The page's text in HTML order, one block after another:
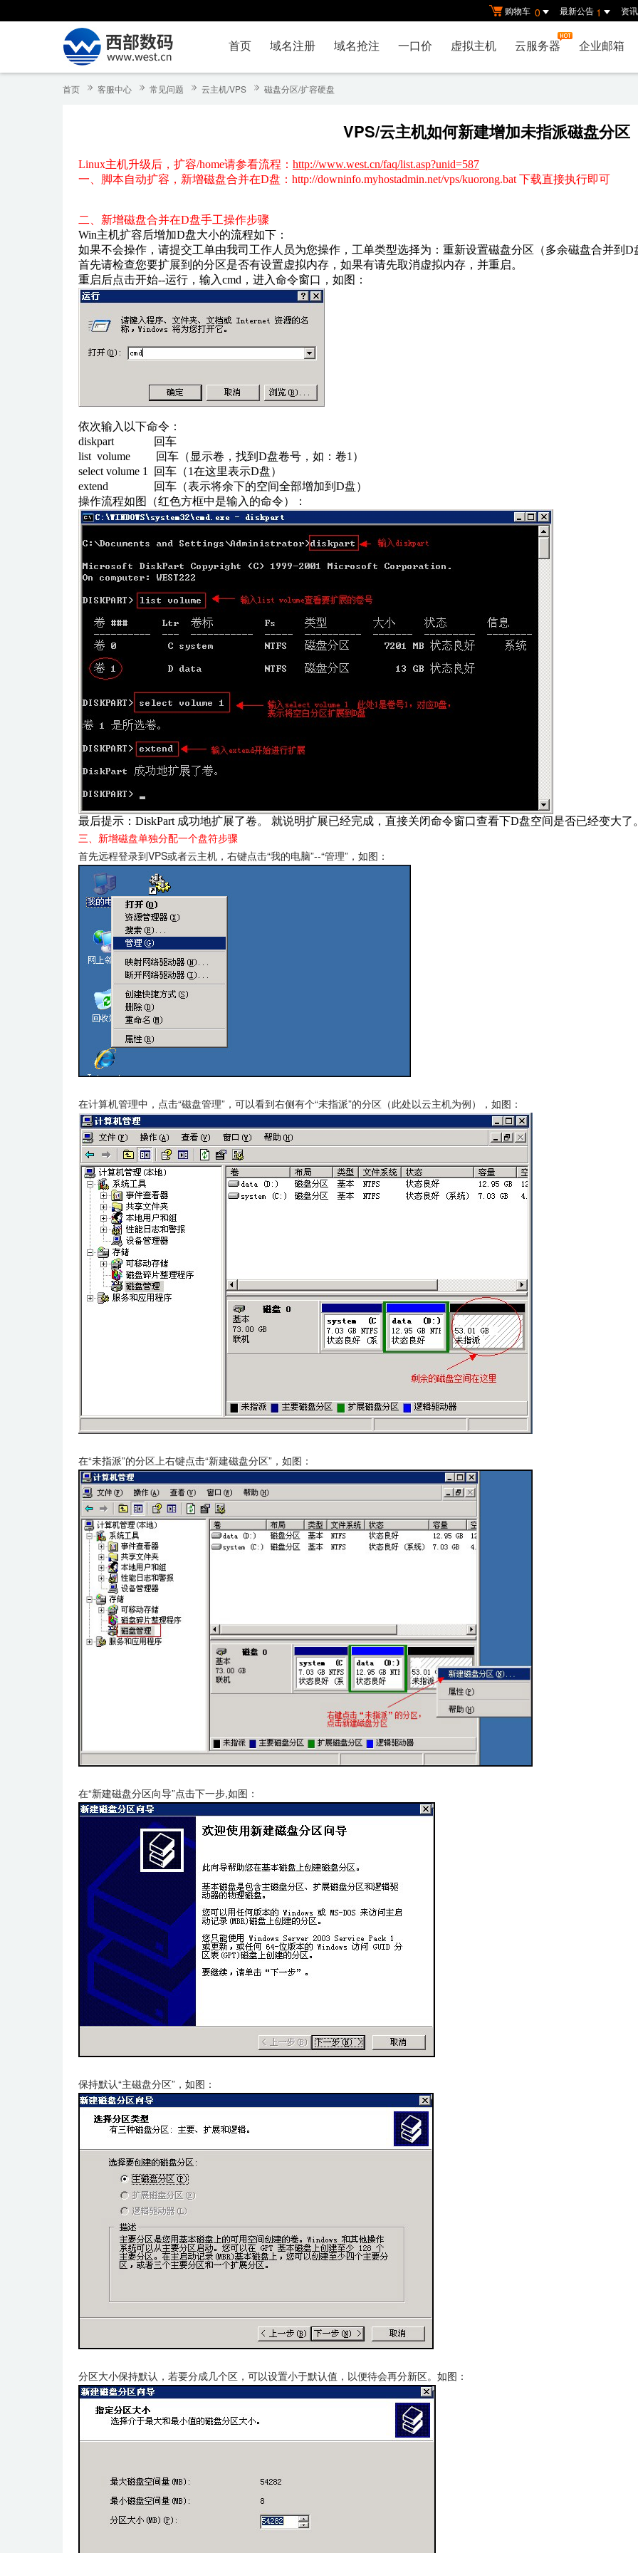
购物车 0 最新公告 1 资
首页 域名注册 域名抢注 一口价 虚拟主机 云服务器 企业邮箱
首页 客服中心 常见问题 云主机/VPS 磁盘分区/扩容硬盘
VPS/云主机如何新建增加未指派磁盘分区
Linux主机升级后，扩容/home请参看流程： http://www.west.cn/faq/list.asp?unid=587
一、脚本自动扩容， 新增磁盘合并在D盘 ：http://downinfo.myhostadmin.net/vps/kuorong.bat 下载直接执行即可
二、 新增磁盘合并在D盘手工操作步骤
Win主机扩容后增加D盘大小的流程如下：
如果不会操作，请提交工单由我司工作人员为您操作，工单类型选择为：重新设置磁盘分区（多余磁盘合并
首先请检查您要扩展到的分区是否有设置虚拟内存，如果有请先取消虚拟内存，并重启。
重启后点击开始--运行，输入cmd，进入命令窗口，如图：
依次输入以下命令：
diskpart 回车
list volume 回车（显示卷，找到D盘卷号，如：卷1）
select volume 1 回车（1在这里表示D盘）
extend 回车（表示将余下的空间全部增加到D盘）
操作流程如图（红色方框中是输入的命令）：
最后提示：DiskPart 成功地扩展了卷。 就说明扩展已经完成，直接关闭命令窗口查看下D盘空间是否已经变大了
三、新增磁盘单独分配一个盘符步骤
首先远程登录到VPS或者云主机，右键点击“我的电脑”--“管理”，如图：
在计算机管理中，点击“磁盘管理”，可以看到右侧有个“未指派”的分区（此处以云主机为例），如图：
在“未指派”的分区上右键点击“新建磁盘分区”，如图：
在“新建磁盘分区向导”点击下一步,如图：
保持默认“主磁盘分区”，如图：
分区大小保持默认，若要分成几个区，可以设置小于默认值，以便待会再分新区。如图：